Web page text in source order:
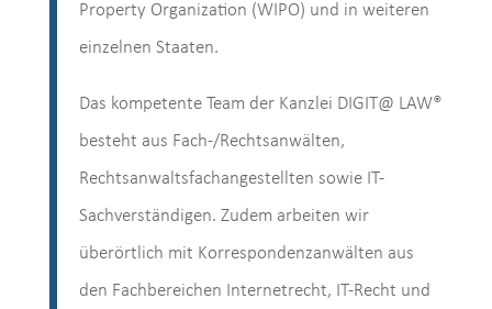
Property Organization (WIPO) und in weiteren
einzelnen Staaten.
Das kompetente Team der Kanzlei DIGIT@ LAW®
besteht aus Fach-/Rechtsanwälten,
Rechtsanwaltsfachangestellten sowie IT-
Sachverständigen. Zudem arbeiten wir
überörtlich mit Korrespondenzanwälten aus
den Fachbereichen Internetrecht, IT-Recht und